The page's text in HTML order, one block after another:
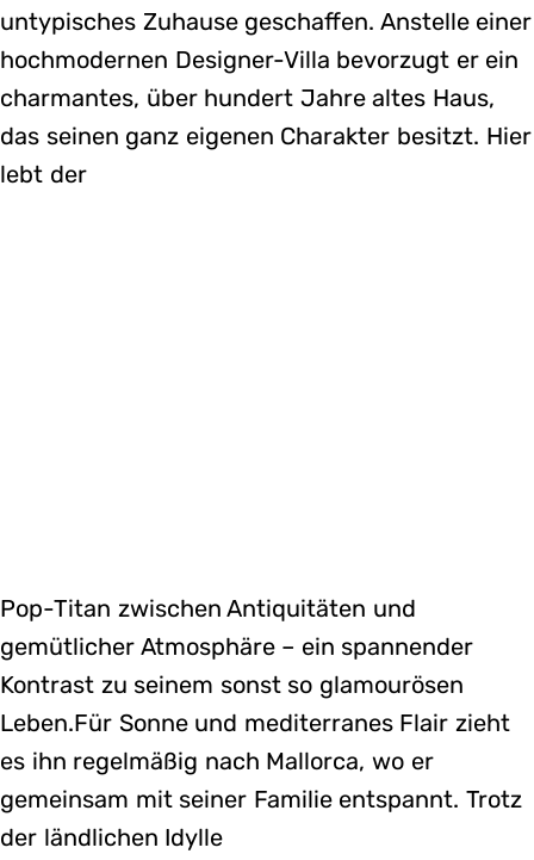
untypisches Zuhause geschaffen. Anstelle einer
hochmodernen Designer-Villa bevorzugt er ein
charmantes, über hundert Jahre altes Haus,
das seinen ganz eigenen Charakter besitzt. Hier
lebt der
Pop-Titan zwischen Antiquitäten und
gemütlicher Atmosphäre – ein spannender
Kontrast zu seinem sonst so glamourösen
Leben.Für Sonne und mediterranes Flair zieht
es ihn regelmäßig nach Mallorca, wo er
gemeinsam mit seiner Familie entspannt. Trotz
der ländlichen Idylle